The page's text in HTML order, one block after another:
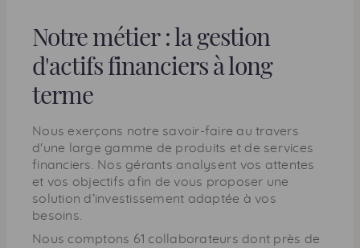
Notre métier : la gestion
d'actifs financiers à long
terme
Nous exerçons notre savoir-faire au travers
d'une large gamme de produits et de services
financiers. Nos gérants analysent vos attentes
et vos objectifs afin de vous proposer une
solution d’investissement adaptée à vos
besoins.
Nous comptons 61 collaborateurs dont près de